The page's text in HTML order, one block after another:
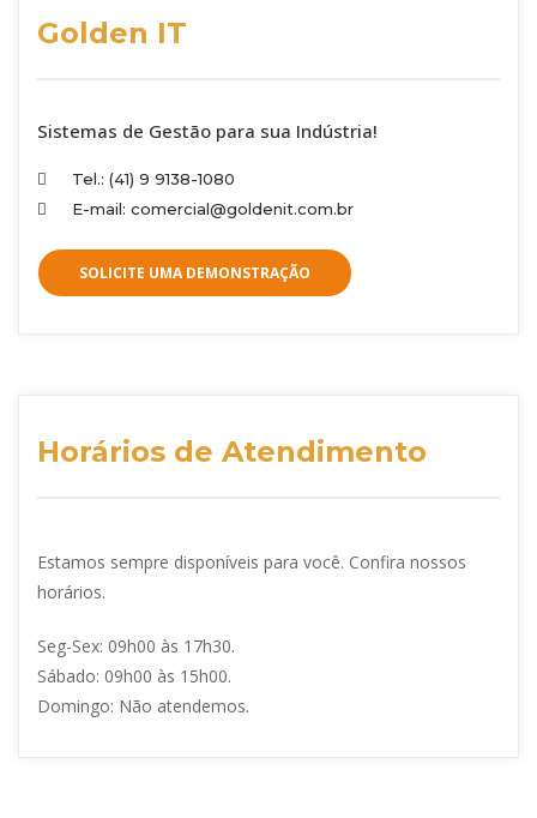
Golden IT
Sistemas de Gestão para sua Indústria!
Tel.: (41) 9 9138-1080
E-mail: comercial@goldenit.com.br
SOLICITE UMA DEMONSTRAÇÃO
Horários de Atendimento
Estamos sempre disponíveis para você. Confira nossos
horários.
Seg-Sex: 09h00 às 17h30.
Sábado: 09h00 às 15h00.
Domingo: Não atendemos.